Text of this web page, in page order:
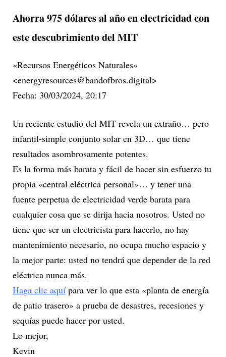
Ahorra 975 dólares al año en electricidad con
este descubrimiento del MIT
«Recursos Energéticos Naturales»
<energyresources@bandofbros.digital>
Fecha: 30/03/2024, 20:17
Un reciente estudio del MIT revela un extraño… pero
infantil-simple conjunto solar en 3D… que tiene
resultados asombrosamente potentes.
Es la forma más barata y fácil de hacer sin esfuerzo tu
propia «central eléctrica personal»… y tener una
fuente perpetua de electricidad verde barata para
cualquier cosa que se dirija hacia nosotros. Usted no
tiene que ser un electricista para hacerlo, no hay
mantenimiento necesario, no ocupa mucho espacio y
la mejor parte: usted no tendrá que depender de la red
eléctrica nunca más.
Haga clic aquí para ver lo que esta «planta de energía
de patio trasero» a prueba de desastres, recesiones y
sequías puede hacer por usted.
Lo mejor,
Kevin